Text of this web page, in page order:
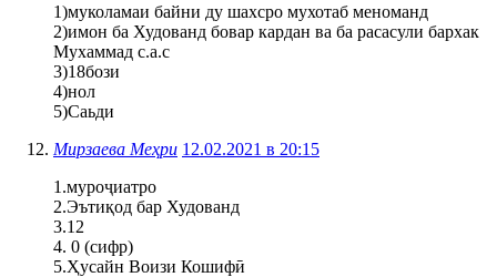
1)муколамаи байни ду шахсро мухотаб меноманд
2)имон ба Худованд бовар кардан ва ба расасули бархак
Мухаммад с.а.с
3)18бози
4)нол
5)Саьди
Мирзаева Меҳри 12.02.2021 в 20:15
1.муроҷиатро
2.Эътиқод бар Худованд
3.12
4. 0 (сифр)
5.Ҳусайн Воизи Кошифӣ